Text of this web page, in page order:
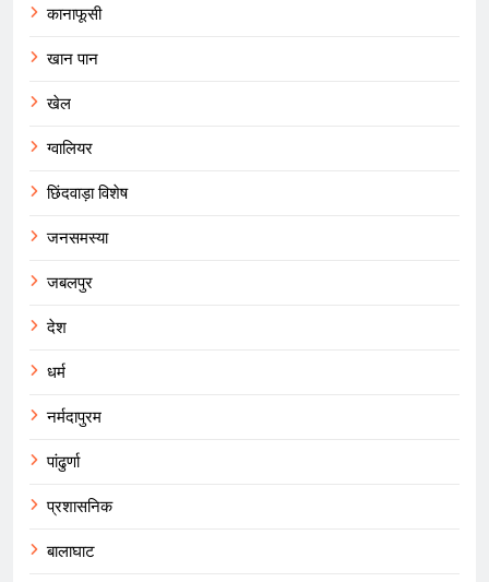
कानाफूसी
खान पान
खेल
ग्वालियर
छिंदवाड़ा विशेष
जनसमस्या
जबलपुर
देश
धर्म
नर्मदापुरम
पांढुर्णा
प्रशासनिक
बालाघाट